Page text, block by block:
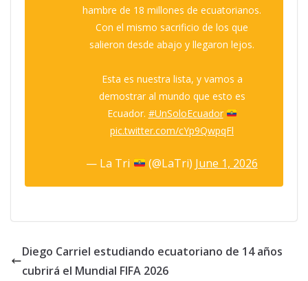
hambre de 18 millones de ecuatorianos.
Con el mismo sacrificio de los que
salieron desde abajo y llegaron lejos.
Esta es nuestra lista, y vamos a
demostrar al mundo que esto es
Ecuador. #UnSoloEcuador
pic.twitter.com/cYp9QwpqFl
— La Tri (@LaTri) June 1, 2026
Diego Carriel estudiando ecuatoriano de 14 años
cubrirá el Mundial FIFA 2026